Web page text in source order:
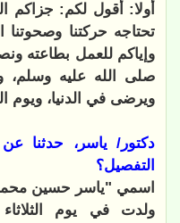
أولا: أقول لكم: جزاكم
تحتاجه حركتنا وصحوتنا
وإياكم للعمل بطاعته
صلى الله عليه وسلم،
ويرضى في الدنيا، ويوم
دكتور/ ياسر، حدثنا
التفصيل؟
اسمي "ياسر حسين